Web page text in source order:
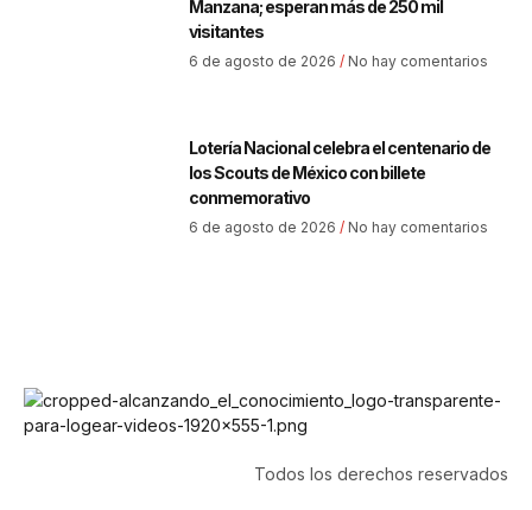
Manzana; esperan más de 250 mil
visitantes
6 de agosto de 2026 No hay comentarios
Lotería Nacional celebra el centenario de
los Scouts de México con billete
conmemorativo
6 de agosto de 2026 No hay comentarios
Todos los derechos reservados